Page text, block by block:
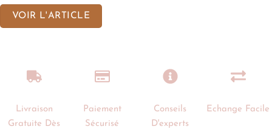
VOIR L'ARTICLE
Livraison
Gratuite Dès
Paiement
Sécurisé
Conseils
D'experts
Echange Facile